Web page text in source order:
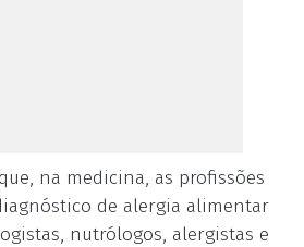
na medicina, as profissões
de alergia alimentar
nutrólogos, alergistas e